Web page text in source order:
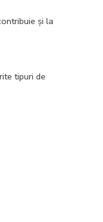
și la
tipuri de